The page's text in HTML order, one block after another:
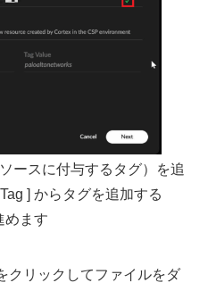
ースに付与するタグ）を追
] からタグを追加する
めます
クリックしてファイルをダ